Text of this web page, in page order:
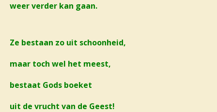
weer verder kan gaan.
Ze bestaan zo uit schoonheid,
maar toch wel het meest,
bestaat Gods boeket
uit de vrucht van de Geest!